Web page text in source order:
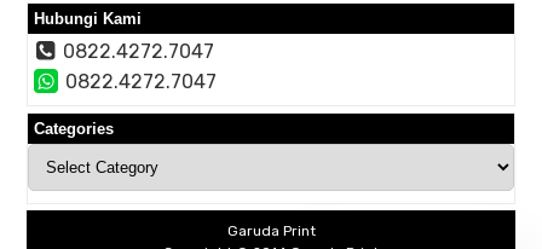
Hubungi Kami
0822.4272.7047
0822.4272.7047
Categories
Categories
Garuda Print